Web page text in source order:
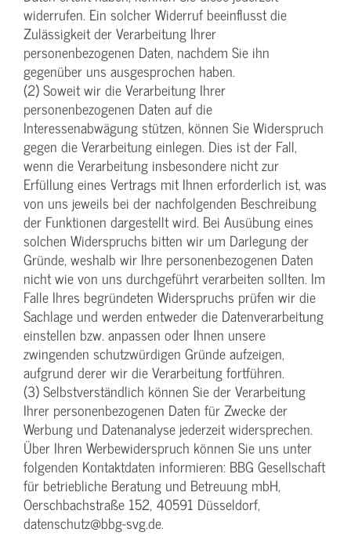
widerrufen. Ein solcher Widerruf beeinflusst die
Zulässigkeit der Verarbeitung Ihrer
personenbezogenen Daten, nachdem Sie ihn
gegenüber uns ausgesprochen haben.
(2) Soweit wir die Verarbeitung Ihrer
personenbezogenen Daten auf die
Interessenabwägung stützen, können Sie Widerspruch
gegen die Verarbeitung einlegen. Dies ist der Fall,
wenn die Verarbeitung insbesondere nicht zur
Erfüllung eines Vertrags mit Ihnen erforderlich ist, was
von uns jeweils bei der nachfolgenden Beschreibung
der Funktionen dargestellt wird. Bei Ausübung eines
solchen Widerspruchs bitten wir um Darlegung der
Gründe, weshalb wir Ihre personenbezogenen Daten
nicht wie von uns durchgeführt verarbeiten sollten. Im
Falle Ihres begründeten Widerspruchs prüfen wir die
Sachlage und werden entweder die Datenverarbeitung
einstellen bzw. anpassen oder Ihnen unsere
zwingenden schutzwürdigen Gründe aufzeigen,
aufgrund derer wir die Verarbeitung fortführen.
(3) Selbstverständlich können Sie der Verarbeitung
Ihrer personenbezogenen Daten für Zwecke der
Werbung und Datenanalyse jederzeit widersprechen.
Über Ihren Werbewiderspruch können Sie uns unter
folgenden Kontaktdaten informieren: BBG Gesellschaft
für betriebliche Beratung und Betreuung mbH,
Oerschbachstraße 152, 40591 Düsseldorf,
datenschutz@bbg-svg.de.